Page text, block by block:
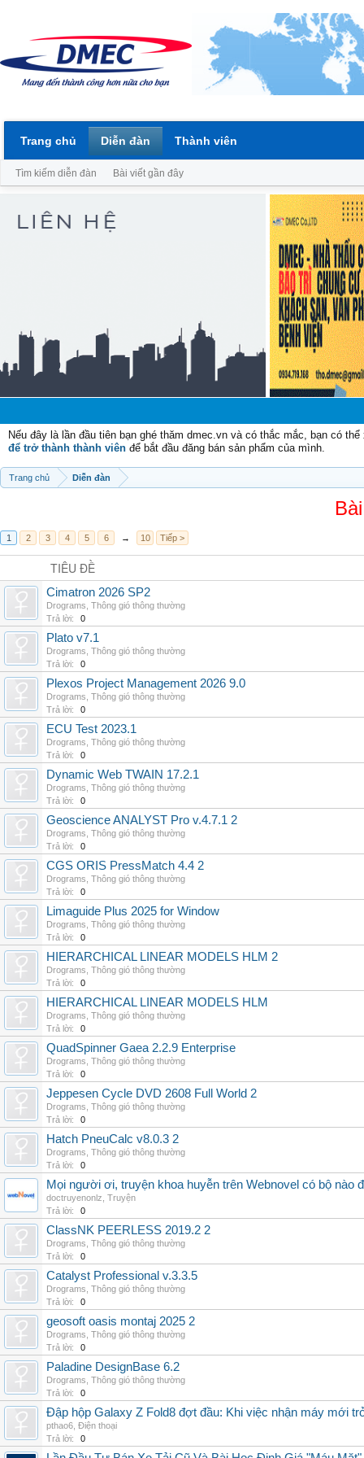
Nếu đây là lần đầu tiên bạn ghé thăm dmec.vn và có thắc mắc, bạn có
để trở thành thành viên để bắt đầu đăng bán sản phẩm của mình.
Trang chủ Diễn đàn
1 2 3 4 5 6 → 10 Tiếp >
TIÊU ĐỀ
Cimatron 2026 SP2
Drograms Thông gió thông thường
Trả lời:
0
Plato v7.1
Drograms Thông gió thông thường
Trả lời:
0
Plexos Project Management 2026 9.0
Drograms Thông gió thông thường
Trả lời:
0
ECU Test 2023.1
Drograms Thông gió thông thường
Trả lời:
0
Dynamic Web TWAIN 17.2.1
Drograms Thông gió thông thường
Trả lời:
0
Geoscience ANALYST Pro v.4.7.1 2
Drograms Thông gió thông thường
Trả lời:
0
CGS ORIS PressMatch 4.4 2
Drograms Thông gió thông thường
Trả lời:
0
Limaguide Plus 2025 for Window
Drograms Thông gió thông thường
Trả lời:
0
HIERARCHICAL LINEAR MODELS HLM 2
Drograms Thông gió thông thường
Trả lời:
0
HIERARCHICAL LINEAR MODELS HLM
Drograms Thông gió thông thường
Trả lời:
0
QuadSpinner Gaea 2.2.9 Enterprise
Drograms Thông gió thông thường
Trả lời:
0
Jeppesen Cycle DVD 2608 Full World 2
Drograms Thông gió thông thường
Trả lời:
0
Hatch PneuCalc v8.0.3 2
Drograms Thông gió thông thường
Trả lời:
0
Mọi người ơi, truyện khoa huyễn trên Webnovel có bộ nào
doctruyenonlz Truyện
Trả lời:
0
ClassNK PEERLESS 2019.2 2
Drograms Thông gió thông thường
Trả lời:
0
Catalyst Professional v.3.3.5
Drograms Thông gió thông thường
Trả lời:
0
geosoft oasis montaj 2025 2
Drograms Thông gió thông thường
Trả lời:
0
Paladine DesignBase 6.2
Drograms Thông gió thông thường
Trả lời:
0
Đập hộp Galaxy Z Fold8 đợt đầu: Khi việc nhận máy mới
pthao6 Điện thoại
Trả lời:
0
Trang chủ Diễn đàn
Tìm kiếm diễn đàn Bài viết gần đây
Thành viên